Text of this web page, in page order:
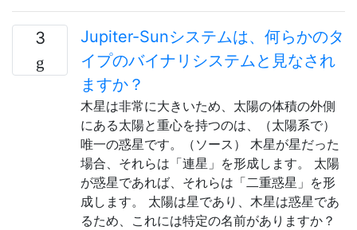
3
Jupiter-Sunシステムは、何らかのタ
イプのバイナリシステムと見なされ
ますか？
木星は非常に大きいため、太陽の体積の外側
にある太陽と重心を持つのは、（太陽系で）
唯一の惑星です。（ソース） 木星が星だった
場合、それらは「連星」を形成します。 太陽
が惑星であれば、それらは「二重惑星」を形
成します。 太陽は星であり、木星は惑星であ
るため、これには特定の名前がありますか？